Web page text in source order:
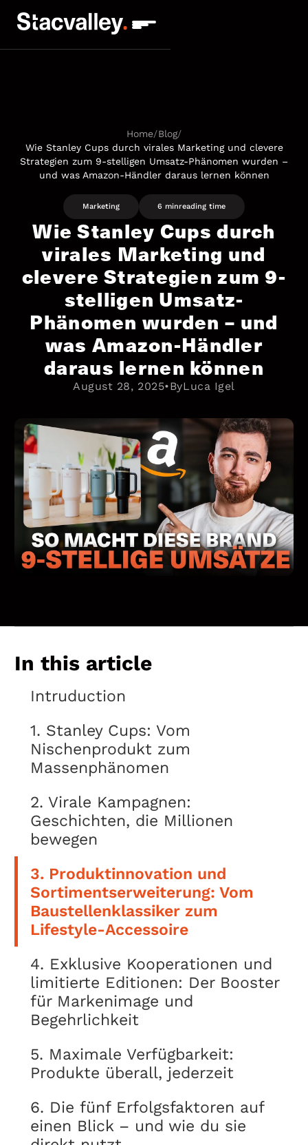
Home/Blog/
Wie Stanley Cups durch virales Marketing und clevere
Strategien zum 9-stelligen Umsatz-Phänomen wurden –
und was Amazon-Händler daraus lernen können
Marketing 6 minreading time
Wie Stanley Cups durch
virales Marketing und
clevere Strategien zum 9-
stelligen Umsatz-
Phänomen wurden – und
was Amazon-Händler
daraus lernen können
August 28, 2025•ByLuca Igel
In this article
Intruduction
1. Stanley Cups: Vom
Nischenprodukt zum
Massenphänomen
2. Virale Kampagnen:
Geschichten, die Millionen
bewegen
3. Produktinnovation und
Sortimentserweiterung: Vom
Baustellenklassiker zum
Lifestyle-Accessoire
4. Exklusive Kooperationen und
limitierte Editionen: Der Booster
für Markenimage und
Begehrlichkeit
5. Maximale Verfügbarkeit:
Produkte überall, jederzeit
6. Die fünf Erfolgsfaktoren auf
einen Blick – und wie du sie